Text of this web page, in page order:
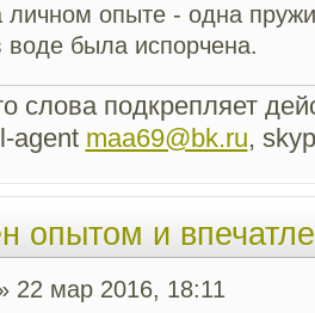
опыте - одна
была испорчена.
слова подкрепляет
agent maa69@bk.ru,
опытом и
22 мар 2016, 18:11